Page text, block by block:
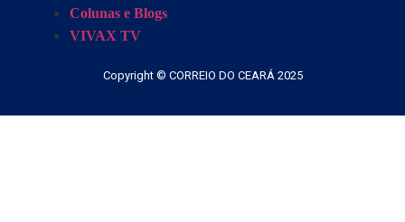
Colunas e Blogs
VIVAX TV
Copyright © CORREIO DO CEARÁ 2025